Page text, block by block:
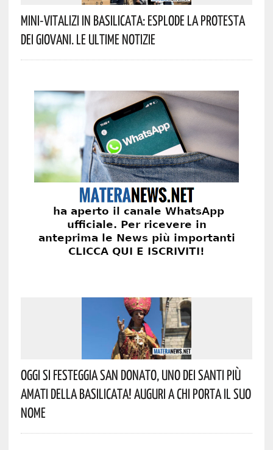
Mini-Vitalizi In Basilicata: Esplode La Protesta
Dei Giovani. Le Ultime Notizie
Oggi Si Festeggia San Donato, Uno Dei Santi Più
Amati Della Basilicata! Auguri A Chi Porta Il Suo
Nome